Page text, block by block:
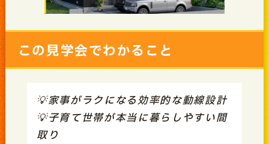
この見学会でわかること
💡家事がラクになる効率的な動線設計
💡子育て世帯が本当に暮らしやすい間
取り